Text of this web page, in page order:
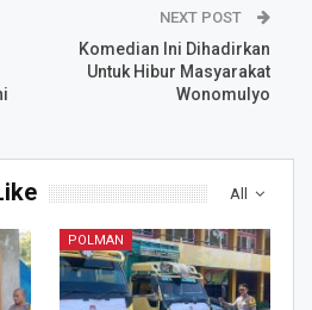
NEXT POST
Komedian Ini Dihadirkan
Untuk Hibur Masyarakat
Wonomulyo
All
POLMAN